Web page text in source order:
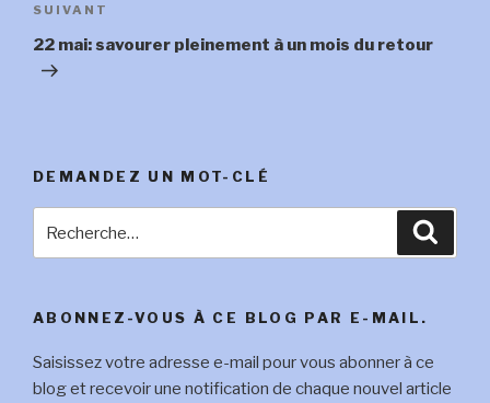
Article
suivant
SUIVANT
22 mai: savourer pleinement à un mois du retour
DEMANDEZ UN MOT-CLÉ
ABONNEZ-VOUS À CE BLOG PAR E-MAIL.
Saisissez votre adresse e-mail pour vous abonner à ce
blog et recevoir une notification de chaque nouvel article